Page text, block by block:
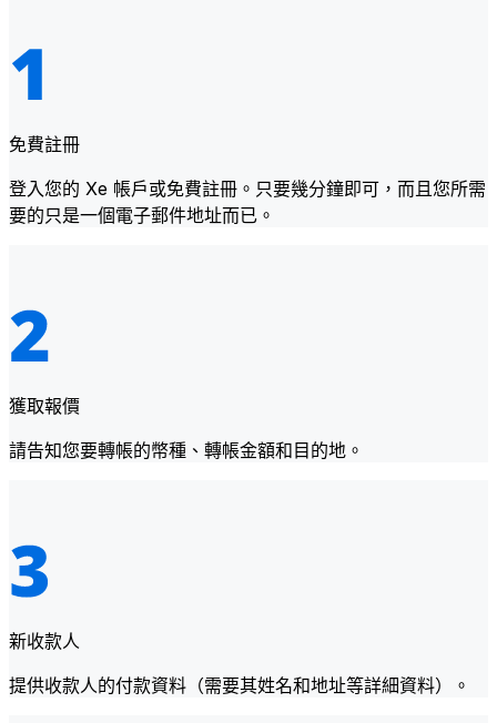
免費註冊
登入您的 Xe 帳戶或免費註冊。只要幾分鐘即可，而且您所需
要的只是一個電子郵件地址而已。
獲取報價
請告知您要轉帳的幣種、轉帳金額和目的地。
新收款人
提供收款人的付款資料（需要其姓名和地址等詳細資料）。